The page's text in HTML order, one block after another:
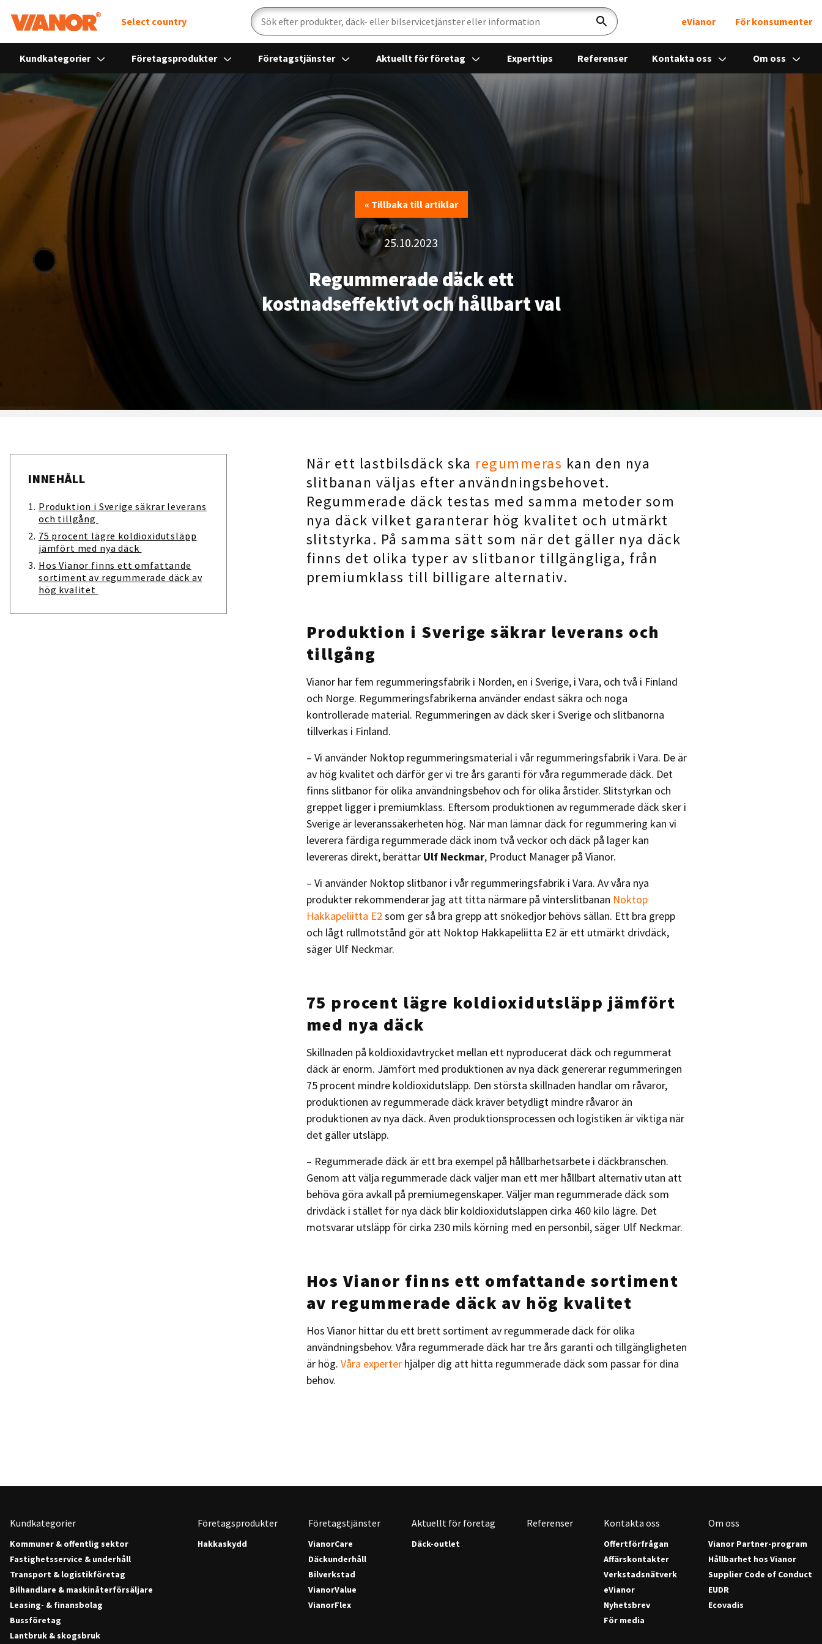
Select country
Sök
Sök eVianor För konsumenter
Kundkategorier Företagsprodukter Företagstjänster Aktuellt för företag Experttips Referenser Kontakta oss Om oss
« Tillbaka till artiklar
« Tillbaka till artiklar
25.10.2023
Regummerade däck ett
kostnadseffektivt och hållbart val
INNEHÅLL
Produktion i Sverige säkrar leverans
och tillgång
75 procent lägre koldioxidutsläpp
jämfört med nya däck
Hos Vianor finns ett omfattande
sortiment av regummerade däck av
hög kvalitet
När ett lastbilsdäck ska regummeras kan den nya
slitbanan väljas efter användningsbehovet.
Regummerade däck testas med samma metoder som
nya däck vilket garanterar hög kvalitet och utmärkt
slitstyrka. På samma sätt som när det gäller nya däck
finns det olika typer av slitbanor tillgängliga, från
premiumklass till billigare alternativ.
Produktion i Sverige säkrar leverans och
tillgång
Vianor har fem regummeringsfabrik i Norden, en i Sverige, i Vara, och två i Finland
och Norge. Regummeringsfabrikerna använder endast säkra och noga
kontrollerade material. Regummeringen av däck sker i Sverige och slitbanorna
tillverkas i Finland.
– Vi använder Noktop regummeringsmaterial i vår regummeringsfabrik i Vara. De är
av hög kvalitet och därför ger vi tre års garanti för våra regummerade däck. Det
finns slitbanor för olika användningsbehov och för olika årstider. Slitstyrkan och
greppet ligger i premiumklass. Eftersom produktionen av regummerade däck sker i
Sverige är leveranssäkerheten hög. När man lämnar däck för regummering kan vi
leverera färdiga regummerade däck inom två veckor och däck på lager kan
levereras direkt, berättar Ulf Neckmar, Product Manager på Vianor.
– Vi använder Noktop slitbanor i vår regummeringsfabrik i Vara. Av våra nya
produkter rekommenderar jag att titta närmare på vinterslitbanan Noktop
Hakkapeliitta E2 som ger så bra grepp att snökedjor behövs sällan. Ett bra grepp
och lågt rullmotstånd gör att Noktop Hakkapeliitta E2 är ett utmärkt drivdäck,
säger Ulf Neckmar.
75 procent lägre koldioxidutsläpp jämfört
med nya däck
Skillnaden på koldioxidavtrycket mellan ett nyproducerat däck och regummerat
däck är enorm. Jämfört med produktionen av nya däck genererar regummeringen
75 procent mindre koldioxidutsläpp. Den största skillnaden handlar om råvaror,
produktionen av regummerade däck kräver betydligt mindre råvaror än
produktionen av nya däck. Även produktionsprocessen och logistiken är viktiga när
det gäller utsläpp.
– Regummerade däck är ett bra exempel på hållbarhetsarbete i däckbranschen.
Genom att välja regummerade däck väljer man ett mer hållbart alternativ utan att
behöva göra avkall på premiumegenskaper. Väljer man regummerade däck som
drivdäck i stället för nya däck blir koldioxidutsläppen cirka 460 kilo lägre. Det
motsvarar utsläpp för cirka 230 mils körning med en personbil, säger Ulf Neckmar.
Hos Vianor finns ett omfattande sortiment
av regummerade däck av hög kvalitet
Hos Vianor hittar du ett brett sortiment av regummerade däck för olika
användningsbehov. Våra regummerade däck har tre års garanti och tillgängligheten
är hög. Våra experterhjälper dig att hitta regummerade däck som passar för dina
behov.
Kundkategorier
Kommuner & offentlig sektor
Fastighetsservice & underhåll
Transport & logistikföretag
Bilhandlare & maskinåterförsäljare
Leasing- & finansbolag
Bussföretag
Lantbruk & skogsbruk
Företagsprodukter
Hakkaskydd
Företagstjänster
VianorCare
Däckunderhåll
Bilverkstad
VianorValue
VianorFlex
Aktuellt för företag
Däck-outlet
Referenser Kontakta oss
Offertförfrågan
Affärskontakter
Verkstadsnätverk
eVianor
Nyhetsbrev
För media
Om oss
Vianor Partner-program
Hållbarhet hos Vianor
Supplier Code of Conduct
EUDR
Ecovadis